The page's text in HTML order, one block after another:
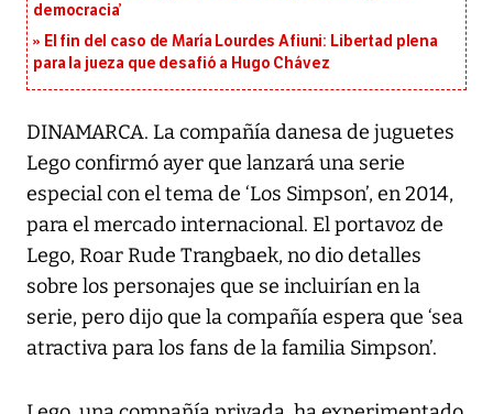
democracia’
El fin del caso de María Lourdes Afiuni: Libertad plena
para la jueza que desafió a Hugo Chávez
DINAMARCA. La compañía danesa de juguetes
Lego confirmó ayer que lanzará una serie
especial con el tema de ‘Los Simpson’, en 2014,
para el mercado internacional. El portavoz de
Lego, Roar Rude Trangbaek, no dio detalles
sobre los personajes que se incluirían en la
serie, pero dijo que la compañía espera que ‘sea
atractiva para los fans de la familia Simpson’.